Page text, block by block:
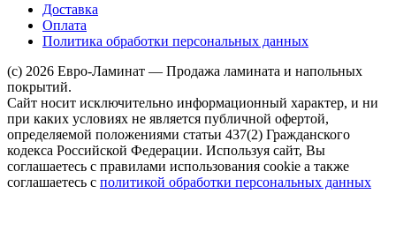
Доставка
Оплата
Политика обработки персональных данных
(c) 2026 Евро-Ламинат — Продажа ламината и напольных
покрытий.
Сайт носит исключительно информационный характер, и ни
при каких условиях не является публичной офертой,
определяемой положениями статьи 437(2) Гражданского
кодекса Российской Федерации. Используя сайт, Вы
соглашаетесь с правилами использования cookie а также
соглашаетесь с политикой обработки персональных данных